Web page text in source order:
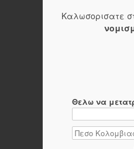
Καλωσορισατε
Θελω να